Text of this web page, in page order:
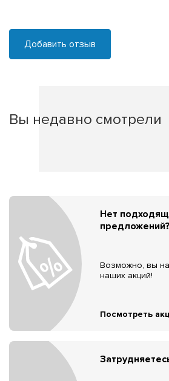
Добавить отзыв
Вы недавно смотрели
Нет
предложений?
Возможно, вы
наших акций!
Посмотреть